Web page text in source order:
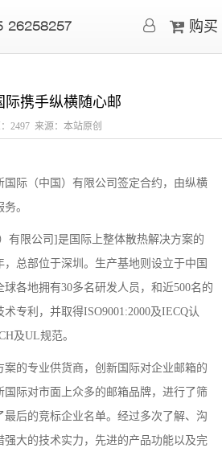
26258257 购买
际携手纵横随心邮
2497 来源：本站原创
际（中国）有限公司签定合约，由纵横
。
有限公司]是国际上整体散热解决方案的
，总部位于深圳。生产基地则设立于中国
各地拥有30多名研发人员，和近500名的
专利，并取得ISO9001:2000及IECQ认
及UL规范。
的专业供货商，创新国际对企业邮箱的
际对市面上众多的邮箱品牌，进行了筛
后的竞标企业名单。经过多次了解、沟
大的技术实力，先进的产品功能以及完